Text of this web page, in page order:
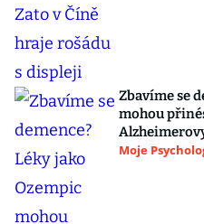
Zbavíme se
mohou
Moje